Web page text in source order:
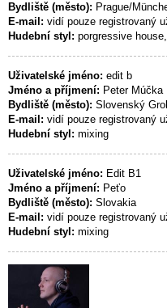
Bydliště (město): Prague/
E-mail: vidí pouze registrovaný
Hudební styl: porgressive
Uživatelské jméno: edit b
Jméno a příjmení: Peter Múčka
Bydliště (město): Slovenský
E-mail: vidí pouze registrovaný
Hudební styl: mixing
Uživatelské jméno: Edit B1
Jméno a příjmení: Peťo
Bydliště (město): Slovakia
E-mail: vidí pouze registrovaný
Hudební styl: mixing